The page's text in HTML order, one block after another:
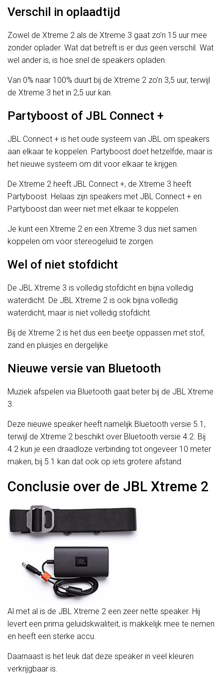
Verschil in oplaadtijd
Zowel de Xtreme 2 als de Xtreme 3 gaat zo’n 15 uur mee
zonder oplader. Wat dat betreft is er dus geen verschil. Wat
wel ander is, is hoe snel de speakers opladen.
Van 0% naar 100% duurt bij de Xtreme 2 zo’n 3,5 uur, terwijl
de Xtreme 3 het in 2,5 uur kan.
Partyboost of JBL Connect +
JBL Connect + is het oude systeem van JBL om speakers
aan elkaar te koppelen. Partyboost doet hetzelfde, maar is
het nieuwe systeem om dit voor elkaar te krijgen.
De Xtreme 2 heeft JBL Connect +, de Xtreme 3 heeft
Partyboost. Helaas zijn speakers met JBL Connect + en
Partyboost dan weer niet met elkaar te koppelen.
Je kunt een Xtreme 2 en een Xtreme 3 dus niet samen
koppelen om voor stereogeluid te zorgen.
Wel of niet stofdicht
De JBL Xtreme 3 is volledig stofdicht en bijna volledig
waterdicht. De JBL Xtreme 2 is ook bijna volledig
waterdicht, maar is niet volledig stofdicht.
Bij de Xtreme 2 is het dus een beetje oppassen met stof,
zand en pluisjes en dergelijke.
Nieuwe versie van Bluetooth
Muziek afspelen via Bluetooth gaat beter bij de JBL Xtreme
3.
Deze nieuwe speaker heeft namelijk Bluetooth versie 5.1,
terwijl de Xtreme 2 beschikt over Bluetooth versie 4.2. Bij
4.2 kun je een draadloze verbinding tot ongeveer 10 meter
maken, bij 5.1 kan dat ook op iets grotere afstand.
Conclusie over de JBL Xtreme 2
Al met al is de JBL Xtreme 2 een zeer nette speaker. Hij
levert een prima geluidskwaliteit, is makkelijk mee te nemen
en heeft een sterke accu.
Daarnaast is het leuk dat deze speaker in veel kleuren
verkrijgbaar is.